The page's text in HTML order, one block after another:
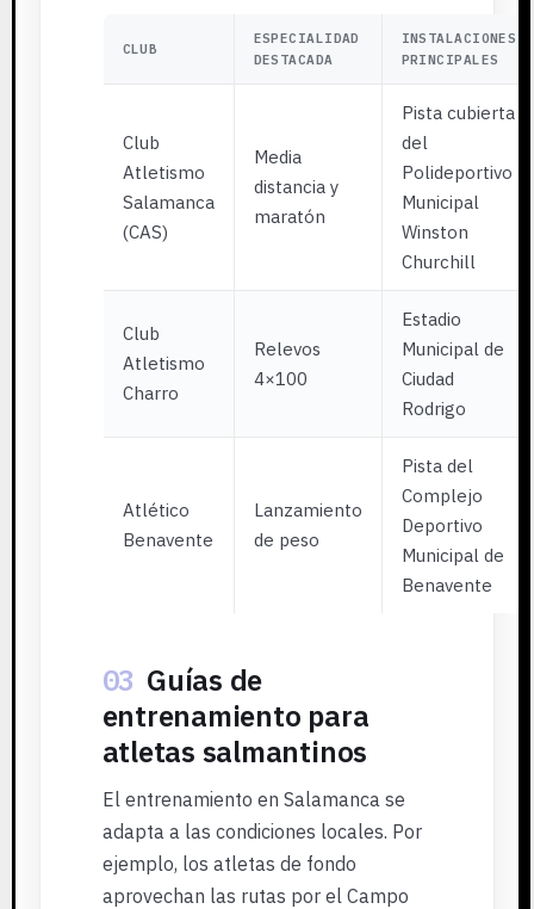
CLUB
ESPECIALIDAD
DESTACADA
INSTALACIONES
PRINCIPALES
Club
Atletismo
Salamanca
(CAS)
Media
distancia y
maratón
Pista cubierta
del
Polideportivo
Municipal
Winston
Churchill
Club
Atletismo
Charro
Relevos
4×100
Estadio
Municipal de
Ciudad
Rodrigo
Atlético
Benavente
Lanzamiento
de peso
Pista del
Complejo
Deportivo
Municipal de
Benavente
03 Guías de
entrenamiento para
atletas salmantinos
El entrenamiento en Salamanca se
adapta a las condiciones locales. Por
ejemplo, los atletas de fondo
aprovechan las rutas por el Campo